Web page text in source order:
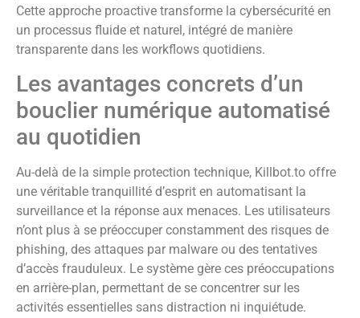
Cette approche proactive transforme la cybersécurité en
un processus fluide et naturel, intégré de manière
transparente dans les workflows quotidiens.
Les avantages concrets d’un
bouclier numérique automatisé
au quotidien
Au-delà de la simple protection technique, Killbot.to offre
une véritable tranquillité d’esprit en automatisant la
surveillance et la réponse aux menaces. Les utilisateurs
n’ont plus à se préoccuper constamment des risques de
phishing, des attaques par malware ou des tentatives
d’accès frauduleux. Le système gère ces préoccupations
en arrière-plan, permettant de se concentrer sur les
activités essentielles sans distraction ni inquiétude.